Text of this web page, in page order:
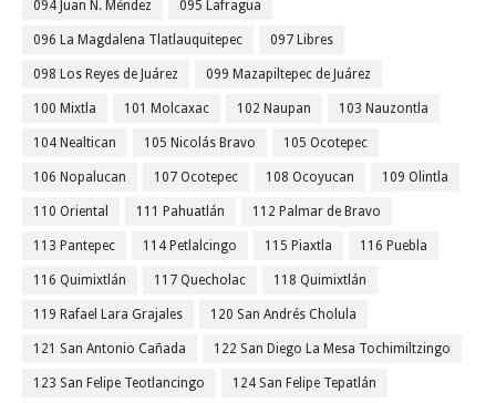
094 Juan N. Méndez 095 Lafragua
096 La Magdalena Tlatlauquitepec 097 Libres
098 Los Reyes de Juárez 099 Mazapiltepec de Juárez
100 Mixtla 101 Molcaxac 102 Naupan 103 Nauzontla
104 Nealtican 105 Nicolás Bravo 105 Ocotepec
106 Nopalucan 107 Ocotepec 108 Ocoyucan 109 Olintla
110 Oriental 111 Pahuatlán 112 Palmar de Bravo
113 Pantepec 114 Petlalcingo 115 Piaxtla 116 Puebla
116 Quimixtlán 117 Quecholac 118 Quimixtlán
119 Rafael Lara Grajales 120 San Andrés Cholula
121 San Antonio Cañada 122 San Diego La Mesa Tochimiltzingo
123 San Felipe Teotlancingo 124 San Felipe Tepatlán